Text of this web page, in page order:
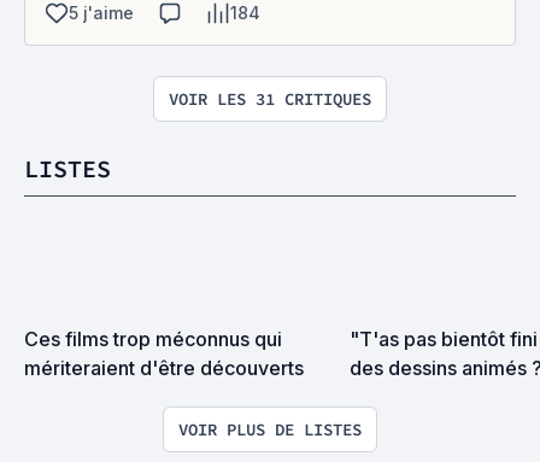
5 j'aime
184
VOIR LES 31 CRITIQUES
LISTES
Ces films trop méconnus qui
mériteraient d'être découverts
"T'as pas bientôt
des dessins animés
VOIR PLUS DE LISTES